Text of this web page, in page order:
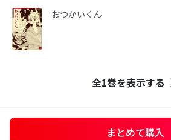
おつかいくん
全1巻を表示する
まとめて購入